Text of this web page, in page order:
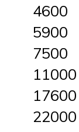
4600
5900
7500
11000
17600
22000